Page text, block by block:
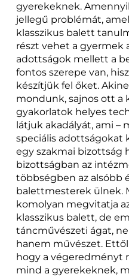
gyerekeknek.
jellegű problémát,
klasszikus balett
részt vehet a gyermek
adottságok mellett a
fontos szerepe van,
készítjük fel őket.
mondunk, sajnos ott a
gyakorlatok helyes
látjuk akadályát, ami
speciális adottságokat
egy szakmai bizottság
bizottságban az
többségben az alsóbb
balettmesterek ülnek.
komolyan megvitatja
klasszikus balett, de
táncművészeti ágat,
hanem művészet.
hogy a végeredményt
mind a gyerekeknek,